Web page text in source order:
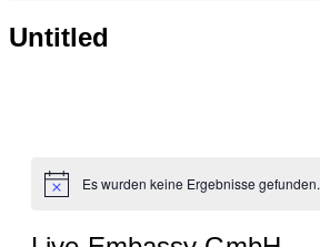
Untitled
HinweisEs wurden keine Ergebnisse gefunden.